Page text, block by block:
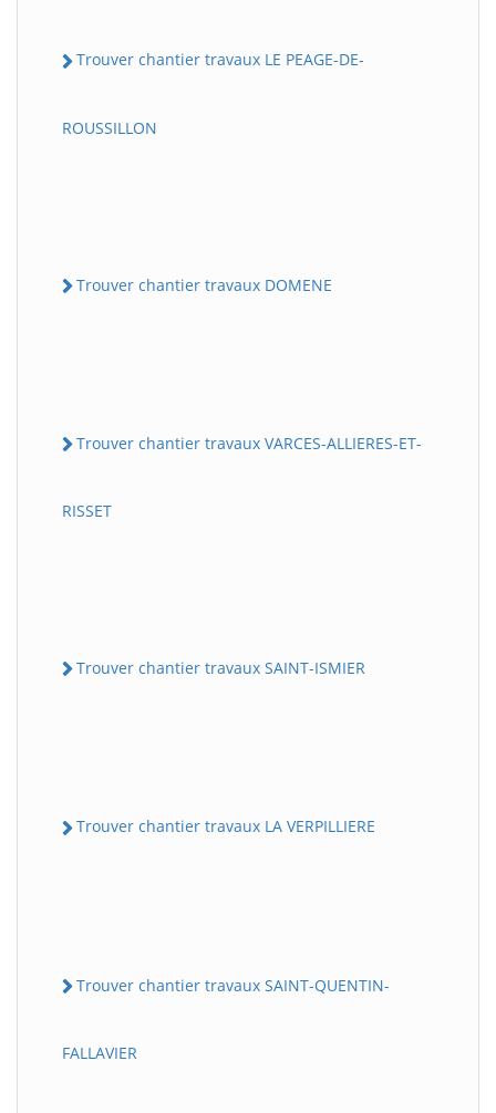
Trouver chantier travaux LE PEAGE-DE-
ROUSSILLON
Trouver chantier travaux DOMENE
Trouver chantier travaux VARCES-ALLIERES-ET-
RISSET
Trouver chantier travaux SAINT-ISMIER
Trouver chantier travaux LA VERPILLIERE
Trouver chantier travaux SAINT-QUENTIN-
FALLAVIER